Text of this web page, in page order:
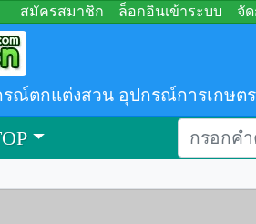
สมัครสมาชิก ล็อกอินเข้าระบบ จั
ตกแต่งสวน อุปกรณ์การเกษต